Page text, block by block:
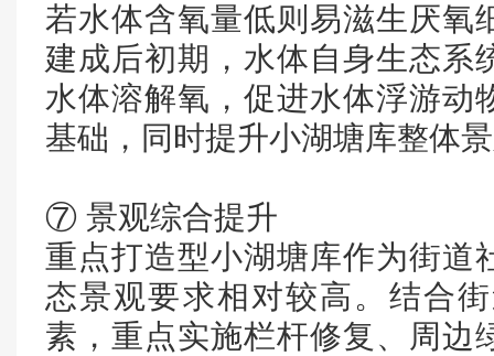
若水体含氧量低则易滋生厌氧
建成后初期，水体自身生态系
水体溶解氧，促进水体浮游动
基础，同时提升小湖塘库整体
⑦ 景观综合提升
重点打造型小湖塘库作为街道
态景观要求相对较高。结合
素，重点实施栏杆修复、周边